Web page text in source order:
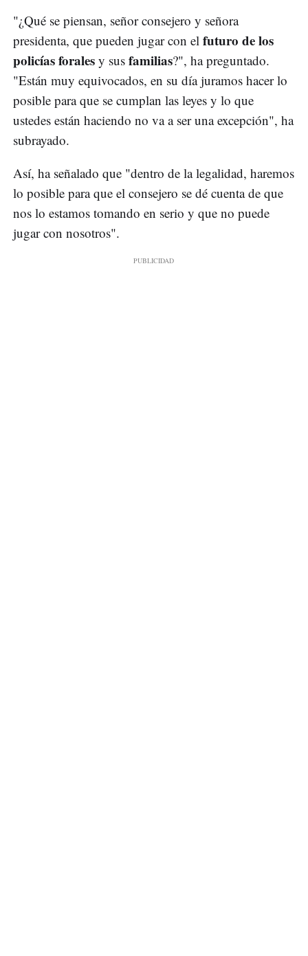
"¿Qué se piensan, señor consejero y señora
presidenta, que pueden jugar con el futuro de los
policías forales y sus familias?", ha preguntado.
"Están muy equivocados, en su día juramos hacer lo
posible para que se cumplan las leyes y lo que
ustedes están haciendo no va a ser una excepción", ha
subrayado.
Así, ha señalado que "dentro de la legalidad, haremos
lo posible para que el consejero se dé cuenta de que
nos lo estamos tomando en serio y que no puede
jugar con nosotros".